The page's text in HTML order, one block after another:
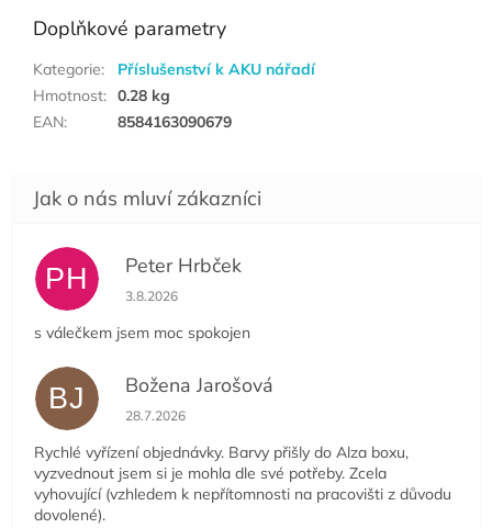
Doplňkové parametry
Kategorie:
Příslušenství k AKU nářadí
Hmotnost: 0.28 kg
EAN: 8584163090679
PH Peter Hrbček
Hodnocení obchodu je 5 z 5 hvězdiček.
3.8.2026
s válečkem jsem moc spokojen
BJ Božena Jarošová
Hodnocení obchodu je 5 z 5 hvězdiček.
28.7.2026
Rychlé vyřízení objednávky. Barvy přišly do Alza boxu,
vyzvednout jsem si je mohla dle své potřeby. Zcela
vyhovující (vzhledem k nepřítomnosti na pracovišti z důvodu
dovolené).